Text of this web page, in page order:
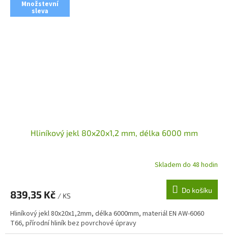
Množstevní
sleva
Hliníkový jekl 80x20x1,2 mm, délka 6000 mm
Skladem do 48 hodin
839,35 Kč / KS
Do košíku
Hliníkový jekl 80x20x1,2mm, délka 6000mm, materiál EN AW-6060
T66, přírodní hliník bez povrchové úpravy